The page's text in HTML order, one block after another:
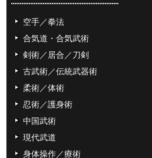
空手／拳法
合気道・合気武術
剣術／居合／刀剣
古武術／伝統武器術
柔術／体術
忍術／護身術
中国武術
現代武道
身体操作／療術